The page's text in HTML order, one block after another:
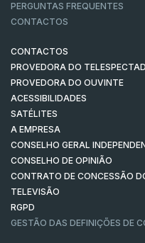
PERGUNTAS FREQUENTES
CONTACTOS
CONTACTOS
PROVEDORA DO
PROVEDORA DO OUVINTE
ACESSIBILIDADES
SATÉLITES
A EMPRESA
CONSELHO GERAL
CONSELHO DE OPINIÃO
CONTRATO DE CONCESSÃO
TELEVISÃO
RGPD
GESTÃO DAS DEFINIÇÕES DE